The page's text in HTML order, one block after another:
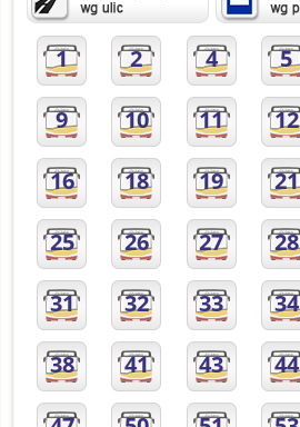
1 2 4 5
9 10 11 12
16 18 19 21
25 26 27 28
31 32 33 34
38 41 43 44